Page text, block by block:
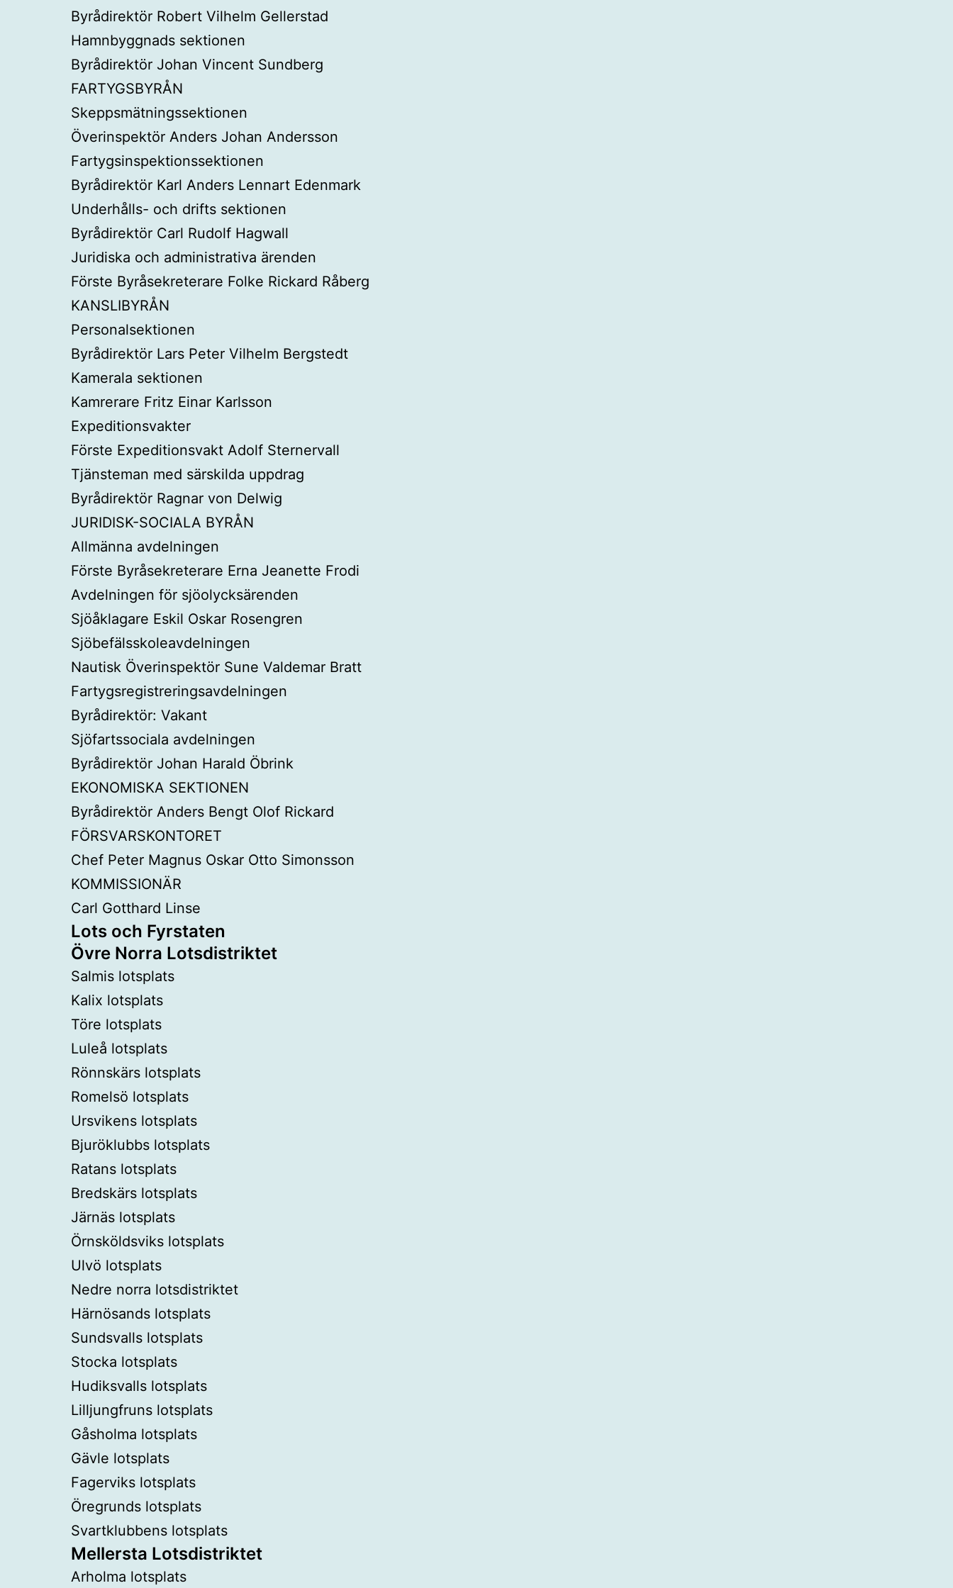
Byrådirektör Robert Vilhelm Gellerstad
Hamnbyggnads sektionen
Byrådirektör Johan Vincent Sundberg
FARTYGSBYRÅN
Skeppsmätningssektionen
Överinspektör Anders Johan Andersson
Fartygsinspektionssektionen
Byrådirektör Karl Anders Lennart Edenmark
Underhålls- och drifts sektionen
Byrådirektör Carl Rudolf Hagwall
Juridiska och administrativa ärenden
Förste Byråsekreterare Folke Rickard Råberg
KANSLIBYRÅN
Personalsektionen
Byrådirektör Lars Peter Vilhelm Bergstedt
Kamerala sektionen
Kamrerare Fritz Einar Karlsson
Expeditionsvakter
Förste Expeditionsvakt Adolf Sternervall
Tjänsteman med särskilda uppdrag
Byrådirektör Ragnar von Delwig
JURIDISK-SOCIALA BYRÅN
Allmänna avdelningen
Förste Byråsekreterare Erna Jeanette Frodi
Avdelningen för sjöolycksärenden
Sjöåklagare Eskil Oskar Rosengren
Sjöbefälsskoleavdelningen
Nautisk Överinspektör Sune Valdemar Bratt
Fartygsregistreringsavdelningen
Byrådirektör: Vakant
Sjöfartssociala avdelningen
Byrådirektör Johan Harald Öbrink
EKONOMISKA SEKTIONEN
Byrådirektör Anders Bengt Olof Rickard
FÖRSVARSKONTORET
Chef Peter Magnus Oskar Otto Simonsson
KOMMISSIONÄR
Carl Gotthard Linse
Lots och Fyrstaten
Övre Norra Lotsdistriktet
Salmis lotsplats
Kalix lotsplats
Töre lotsplats
Luleå lotsplats
Rönnskärs lotsplats
Romelsö lotsplats
Ursvikens lotsplats
Bjuröklubbs lotsplats
Ratans lotsplats
Bredskärs lotsplats
Järnäs lotsplats
Örnsköldsviks lotsplats
Ulvö lotsplats
Nedre norra lotsdistriktet
Härnösands lotsplats
Sundsvalls lotsplats
Stocka lotsplats
Hudiksvalls lotsplats
Lilljungfruns lotsplats
Gåsholma lotsplats
Gävle lotsplats
Fagerviks lotsplats
Öregrunds lotsplats
Svartklubbens lotsplats
Mellersta Lotsdistriktet
Arholma lotsplats